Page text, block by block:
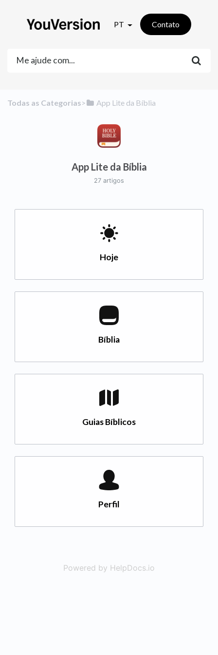
PT Contato
Todas as Categorias​>​ ​App Lite da Bíblia
App Lite da Bíblia
27 artigos
Hoje
Bíblia
Guias Bíblicos
Perfil
Powered by HelpDocs.io